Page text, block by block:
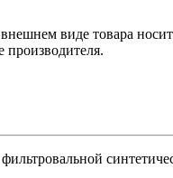
виде товара